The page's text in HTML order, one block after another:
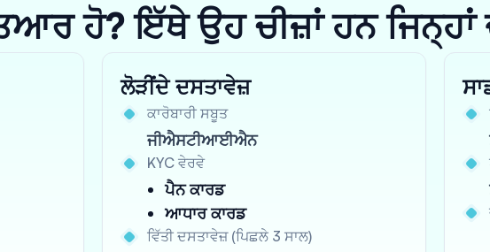
ਹੋ? ਇੱਥੇ ਉਹ ਚੀਜ਼ਾਂ ਹਨ ਜਿਨ੍ਹਾਂ
ਲੋੜੀਂਦੇ ਦਸਤਾਵੇਜ਼
ਕਾਰੋਬਾਰੀ ਸਬੂਤ
ਜੀਐਸਟੀਆਈਐਨ
KYC ਵੇਰਵੇ
ਪੈਨ ਕਾਰਡ
ਆਧਾਰ ਕਾਰਡ
ਵਿੱਤੀ ਦਸਤਾਵੇਜ਼ (ਪਿਛਲੇ 3 ਸਾਲ)